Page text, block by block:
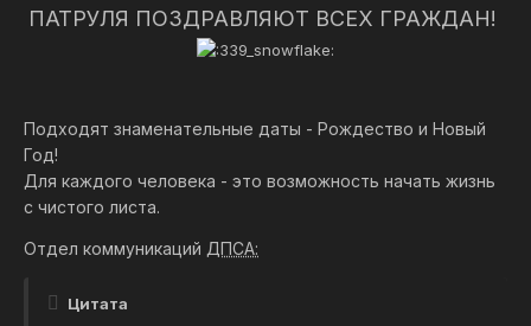
ПАТРУЛЯ ПОЗДРАВЛЯЮТ ВСЕХ ГРАЖДАН!
Подходят знаменательные даты - Рождество и Новый
Год!
Для каждого человека - это возможность начать жизнь
с чистого листа.
Отдел коммуникаций ДПСА:
Цитата